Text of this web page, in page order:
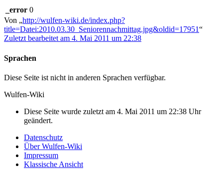
_error 0
Von „http://wulfen-wiki.de/index.php?
title=Datei:2010.03.30_Seniorennachmittag.jpg&oldid=17951“
Zuletzt bearbeitet am 4. Mai 2011 um 22:38
Sprachen
Diese Seite ist nicht in anderen Sprachen verfügbar.
Wulfen-Wiki
Diese Seite wurde zuletzt am 4. Mai 2011 um 22:38 Uhr
geändert.
Datenschutz
Über Wulfen-Wiki
Impressum
Klassische Ansicht